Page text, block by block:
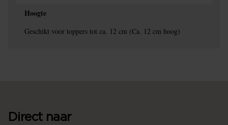
Hoogte
Geschikt voor toppers tot ca. 12 cm (Ca. 12 cm hoog)
Direct naar